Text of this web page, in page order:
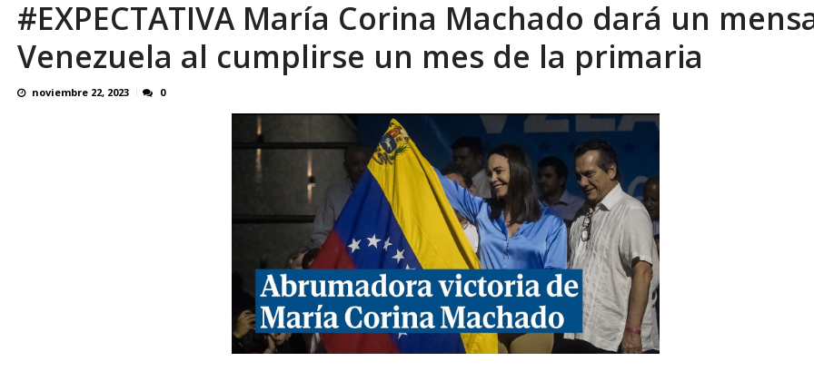
¿QUE PROTEGES TU? Por: Miguel Ángel León R AGOSTO 8, 2026
#EXPECTATIVA María Corina Machado dará un
Venezuela al cumplirse un mes de la primaria
noviembre 22, 2023 0